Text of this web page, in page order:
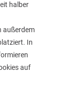
halber
außerdem
In
auf